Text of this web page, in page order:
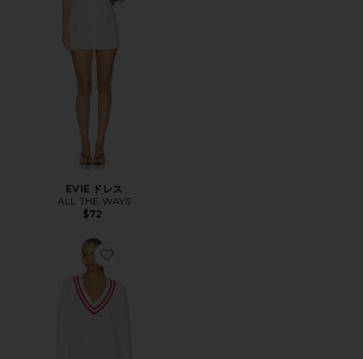
EVIE ドレス
ALL THE WAYS
$72
Favorite VARLEY セーター